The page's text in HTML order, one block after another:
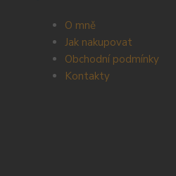
O mně
Jak nakupovat
Obchodní podmínky
Kontakty